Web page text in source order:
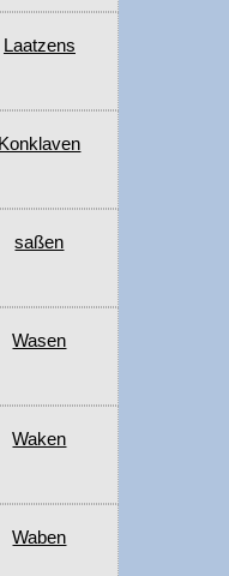
Laatzens
Konklaven
saßen
Wasen
Waken
Waben